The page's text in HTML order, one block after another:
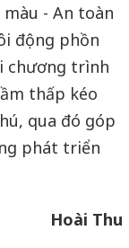
- An toàn
động phồn
chương trình
thấp kéo
qua đó góp
phát triển
Hoài Thu